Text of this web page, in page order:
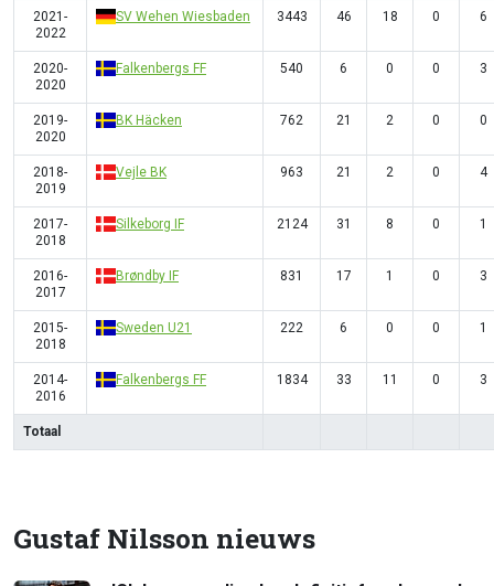
2021-
2022
SV Wehen Wiesbaden 3443 46 18 0 6
2020-
2020
Falkenbergs FF 540 6 0 0 3
2019-
2020
BK Häcken 762 21 2 0 0
2018-
2019
Vejle BK 963 21 2 0 4
2017-
2018
Silkeborg IF 2124 31 8 0 1
2016-
2017
Brøndby IF 831 17 1 0 3
2015-
2018
Sweden U21 222 6 0 0 1
2014-
2016
Falkenbergs FF 1834 33 11 0 3
Totaal
Gustaf Nilsson nieuws